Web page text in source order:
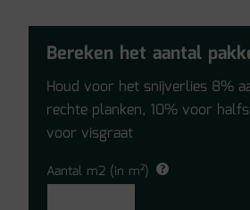
Bereken het aantal
Houd voor het snijverlies 8%
rechte planken, 10% voor
voor visgraat
Aantal m2 (in m²)